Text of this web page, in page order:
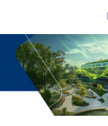
MARKETS
SERVICES